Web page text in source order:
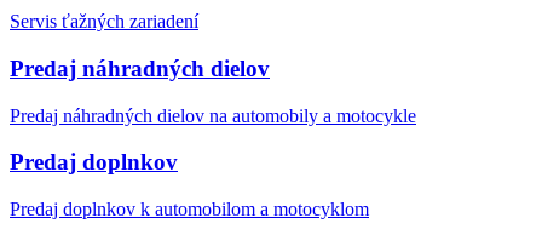
Servis ťažných zariadení
Predaj náhradných dielov
Predaj náhradných dielov na automobily a motocykle
Predaj doplnkov
Predaj doplnkov k automobilom a motocyklom